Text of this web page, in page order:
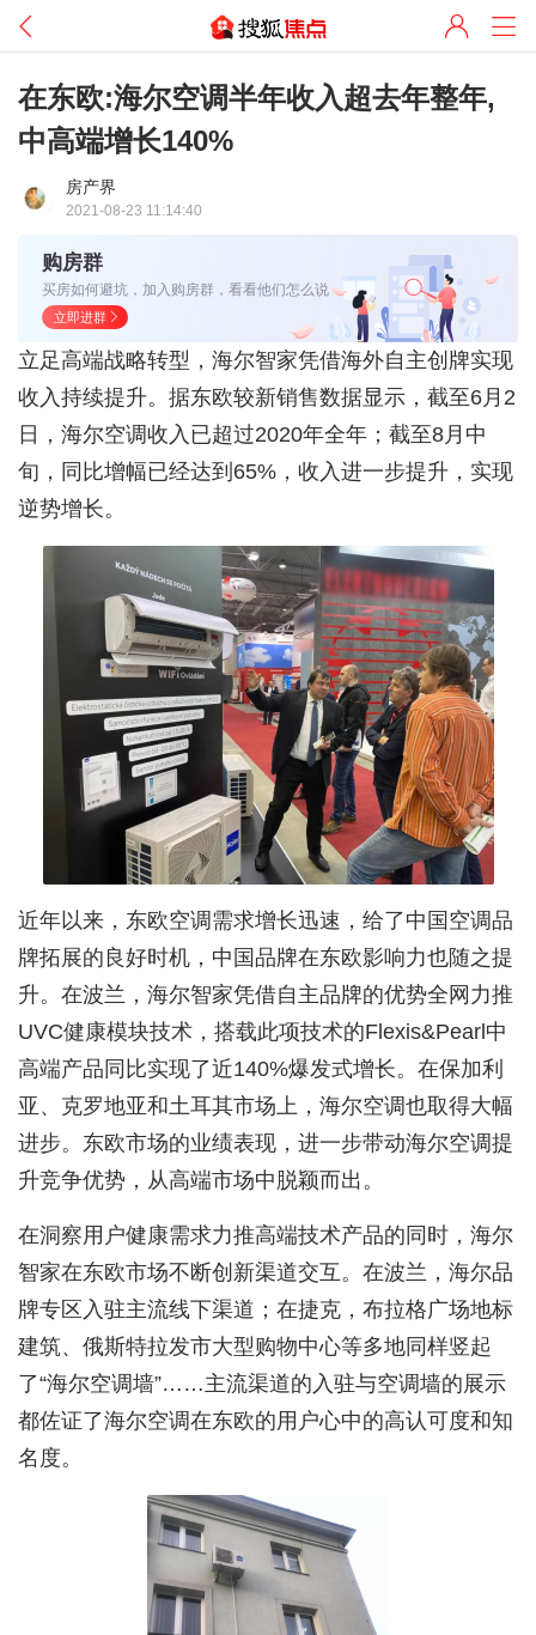
在东欧:海尔空调半年收入超去年整年,
中高端增长140%
房产界
2021-08-23 11:14:40
购房群
买房如何避坑，加入购房群，看看他们怎么说
立即进群
立足高端战略转型，海尔智家凭借海外自主创牌实现
收入持续提升。据东欧较新销售数据显示，截至6月2
日，海尔空调收入已超过2020年全年；截至8月中
旬，同比增幅已经达到65%，收入进一步提升，实现
逆势增长。
近年以来，东欧空调需求增长迅速，给了中国空调品
牌拓展的良好时机，中国品牌在东欧影响力也随之提
升。在波兰，海尔智家凭借自主品牌的优势全网力推
UVC健康模块技术，搭载此项技术的Flexis&Pearl中
高端产品同比实现了近140%爆发式增长。在保加利
亚、克罗地亚和土耳其市场上，海尔空调也取得大幅
进步。东欧市场的业绩表现，进一步带动海尔空调提
升竞争优势，从高端市场中脱颖而出。
在洞察用户健康需求力推高端技术产品的同时，海尔
智家在东欧市场不断创新渠道交互。在波兰，海尔品
牌专区入驻主流线下渠道；在捷克，布拉格广场地标
建筑、俄斯特拉发市大型购物中心等多地同样竖起
了“海尔空调墙”……主流渠道的入驻与空调墙的展示
都佐证了海尔空调在东欧的用户心中的高认可度和知
名度。